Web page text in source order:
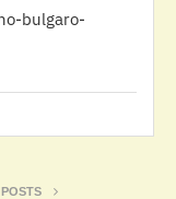
bulgaro-